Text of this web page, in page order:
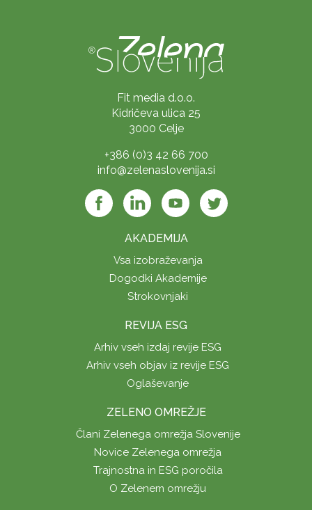
Fit media d.o.o.
Kidričeva ulica 25
3000 Celje
+386 (0)3 42 66 700
info@zelenaslovenija.si
AKADEMIJA
Vsa izobraževanja
Dogodki Akademije
Strokovnjaki
REVIJA ESG
Arhiv vseh izdaj revije ESG
Arhiv vseh objav iz revije ESG
Oglaševanje
ZELENO OMREŽJE
Člani Zelenega omrežja Slovenije
Novice Zelenega omrežja
Trajnostna in ESG poročila
O Zelenem omrežju